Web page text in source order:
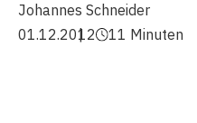
Johannes Schneider
01.12.2012
11 Minuten